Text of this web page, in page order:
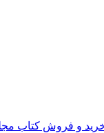
و فروش کتاب